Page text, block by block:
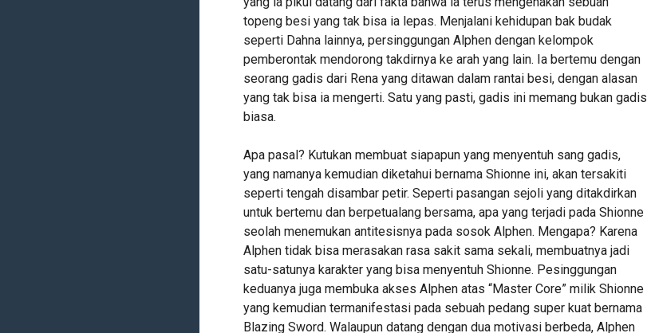
topeng besi yang tak bisa ia lepas. Menjalani kehidupan bak budak
seperti Dahna lainnya, persinggungan Alphen dengan kelompok
pemberontak mendorong takdirnya ke arah yang lain. Ia bertemu dengan
seorang gadis dari Rena yang ditawan dalam rantai besi, dengan alasan
yang tak bisa ia mengerti. Satu yang pasti, gadis ini memang bukan gadis
biasa.
Apa pasal? Kutukan membuat siapapun yang menyentuh sang gadis,
yang namanya kemudian diketahui bernama Shionne ini, akan tersakiti
seperti tengah disambar petir. Seperti pasangan sejoli yang ditakdirkan
untuk bertemu dan berpetualang bersama, apa yang terjadi pada Shionne
seolah menemukan antitesisnya pada sosok Alphen. Mengapa? Karena
Alphen tidak bisa merasakan rasa sakit sama sekali, membuatnya jadi
satu-satunya karakter yang bisa menyentuh Shionne. Pesinggungan
keduanya juga membuka akses Alphen atas “Master Core” milik Shionne
yang kemudian termanifestasi pada sebuah pedang super kuat bernama
Blazing Sword. Walaupun datang dengan dua motivasi berbeda, Alphen